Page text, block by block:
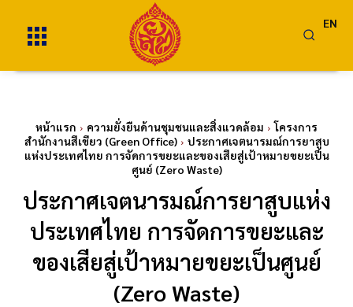
EN
หน้าแรก ความยั่งยืนด้านชุมชนและสิ่งแวดล้อม
โครงการ
สำนักงานสีเขียว (Green Office)
ประกาศเจตนารมณ์การยาสูบ
แห่งประเทศไทย การจัดการขยะและของเสียสู่เป้าหมายขยะเป็น
ศูนย์ (Zero Waste)
ประกาศเจตนารมณ์การยาสูบแห่ง
ประเทศไทย การจัดการขยะและ
ของเสียสู่เป้าหมายขยะเป็นศูนย์
(Zero Waste)